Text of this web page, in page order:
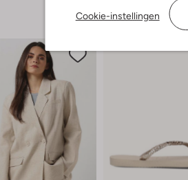
Cookie-instellingen